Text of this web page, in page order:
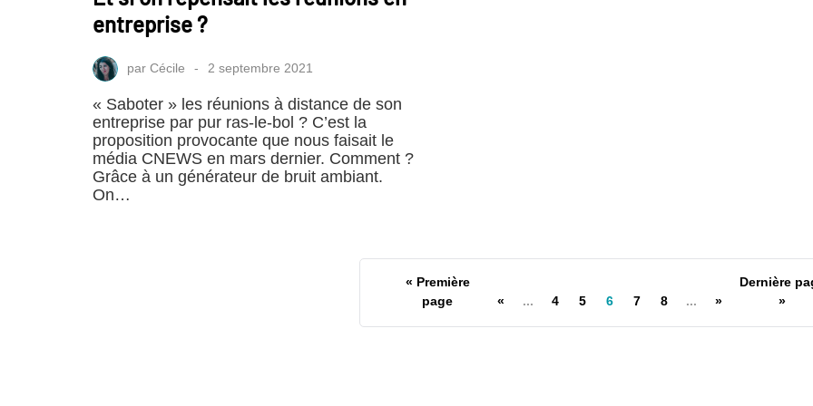
entreprise ?
par Cécile 2 septembre 2021
« Saboter » les réunions à distance de son
entreprise par pur ras-le-bol ? C’est la
proposition provocante que nous faisait le
média CNEWS en mars dernier. Comment ?
Grâce à un générateur de bruit ambiant.
On…
« Première
page
« ... 4 5 6 7 8 ... »
Dernière
»